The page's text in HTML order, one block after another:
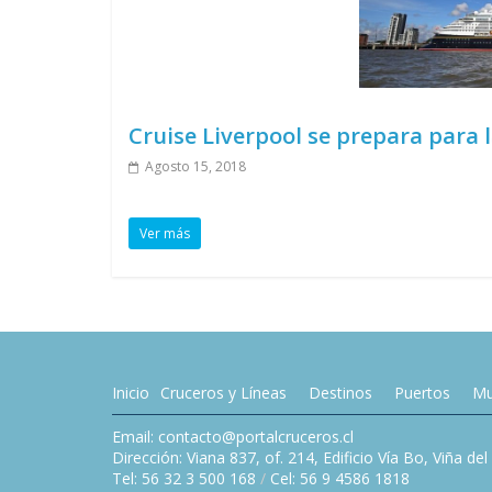
Cruise Liverpool se prepara para
Agosto 15, 2018
Ver más
Inicio Cruceros y Líneas Destinos Puertos
Email: contacto@portalcruceros.cl
Dirección: Viana 837, of. 214, Edificio Vía Bo, Viña
Tel: 56 32 3 500 168 / Cel: 56 9 4586 1818